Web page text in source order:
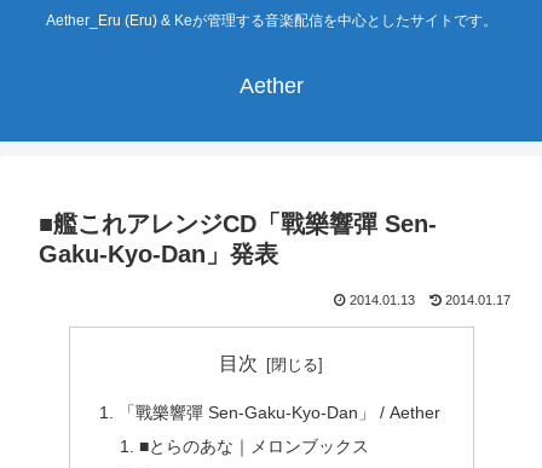
Aether_Eru (Eru) & Keが管理する音楽配信を中心としたサイトです。
Aether
■艦これアレンジCD「戰樂響彈 Sen-
Gaku-Kyo-Dan」発表
2014.01.13 2014.01.17
目次
「戰樂響彈 Sen-Gaku-Kyo-Dan」 / Aether
■とらのあな｜メロンブックス